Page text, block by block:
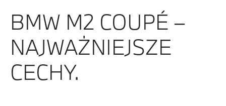
BMW M2 COUPÉ –
NAJWAŻNIEJSZE
CECHY.